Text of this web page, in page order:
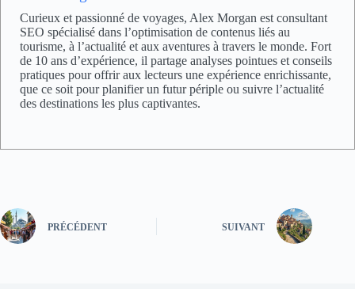
Curieux et passionné de voyages, Alex Morgan est consultant
SEO spécialisé dans l’optimisation de contenus liés au
tourisme, à l’actualité et aux aventures à travers le monde. Fort
de 10 ans d’expérience, il partage analyses pointues et conseils
pratiques pour offrir aux lecteurs une expérience enrichissante,
que ce soit pour planifier un futur périple ou suivre l’actualité
des destinations les plus captivantes.
PRÉCÉDENT SUIVANT